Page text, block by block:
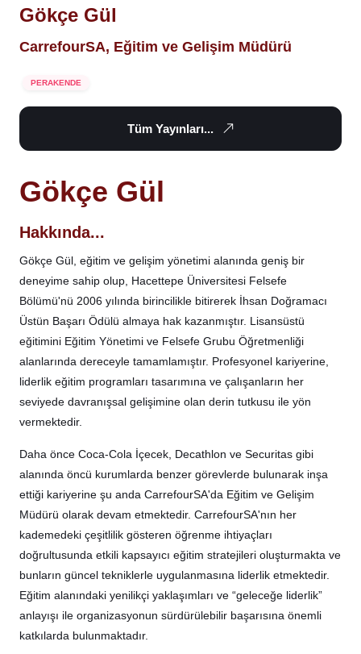
Gökçe Gül
CarrefourSA, Eğitim ve Gelişim Müdürü
PERAKENDE
Tüm Yayınları...
Gökçe Gül
Hakkında...
Gökçe Gül, eğitim ve gelişim yönetimi alanında geniş bir
deneyime sahip olup, Hacettepe Üniversitesi Felsefe
Bölümü'nü 2006 yılında birincilikle bitirerek İhsan Doğramacı
Üstün Başarı Ödülü almaya hak kazanmıştır. Lisansüstü
eğitimini Eğitim Yönetimi ve Felsefe Grubu Öğretmenliği
alanlarında dereceyle tamamlamıştır. Profesyonel kariyerine,
liderlik eğitim programları tasarımına ve çalışanların her
seviyede davranışsal gelişimine olan derin tutkusu ile yön
vermektedir.
Daha önce Coca-Cola İçecek, Decathlon ve Securitas gibi
alanında öncü kurumlarda benzer görevlerde bulunarak inşa
ettiği kariyerine şu anda CarrefourSA'da Eğitim ve Gelişim
Müdürü olarak devam etmektedir. CarrefourSA'nın her
kademedeki çeşitlilik gösteren öğrenme ihtiyaçları
doğrultusunda etkili kapsayıcı eğitim stratejileri oluşturmakta ve
bunların güncel tekniklerle uygulanmasına liderlik etmektedir.
Eğitim alanındaki yenilikçi yaklaşımları ve “geleceğe liderlik”
anlayışı ile organizasyonun sürdürülebilir başarısına önemli
katkılarda bulunmaktadır.